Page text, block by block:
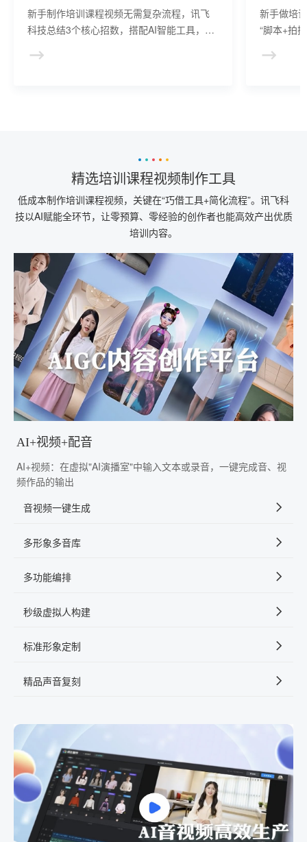
新手制作培训课程视频无需复杂流程，讯飞
科技总结3个核心招数，搭配AI智能工具，让
新手做培
“脚本+拍
格培训内
精选培训课程视频制作工具
低成本制作培训课程视频，关键在“巧借工具+简化流程”。讯飞科
技以AI赋能全环节，让零预算、零经验的创作者也能高效产出优质
培训内容。
AI+视频+配音
AI+视频：在虚拟"AI演播室"中输入文本或录音，一键完成音、视
频作品的输出
音视频一键生成
多形象多音库
多功能编排
秒级虚拟人构建
标准形象定制
精品声音复刻